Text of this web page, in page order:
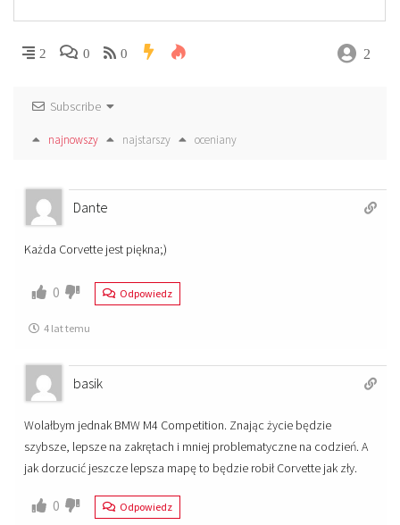
2 0 0 2
Subscribe
najnowszy najstarszy oceniany
Dante
Każda Corvette jest piękna;)
0 Odpowiedz
4 lat temu
basik
Wolałbym jednak BMW M4 Competition. Znając życie będzie
szybsze, lepsze na zakrętach i mniej problematyczne na codzień. A
jak dorzucić jeszcze lepsza mapę to będzie robił Corvette jak zły.
0 Odpowiedz